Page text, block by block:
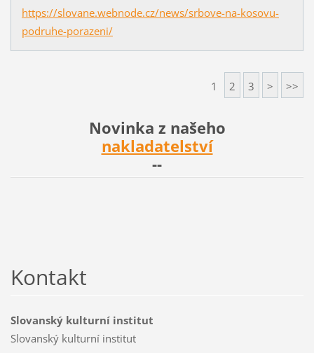
https://slovane.webnode.cz/news/srbove-na-kosovu-
podruhe-porazeni/
1 2 3 > >>
Novinka z našeho
nakladatelství
--
Kontakt
Slovanský kulturní institut
Slovanský kulturní institut